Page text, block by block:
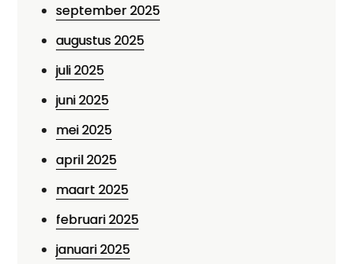
september 2025
augustus 2025
juli 2025
juni 2025
mei 2025
april 2025
maart 2025
februari 2025
januari 2025